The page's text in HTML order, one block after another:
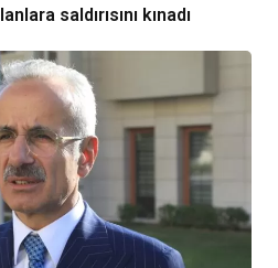
saldırısını kınadı